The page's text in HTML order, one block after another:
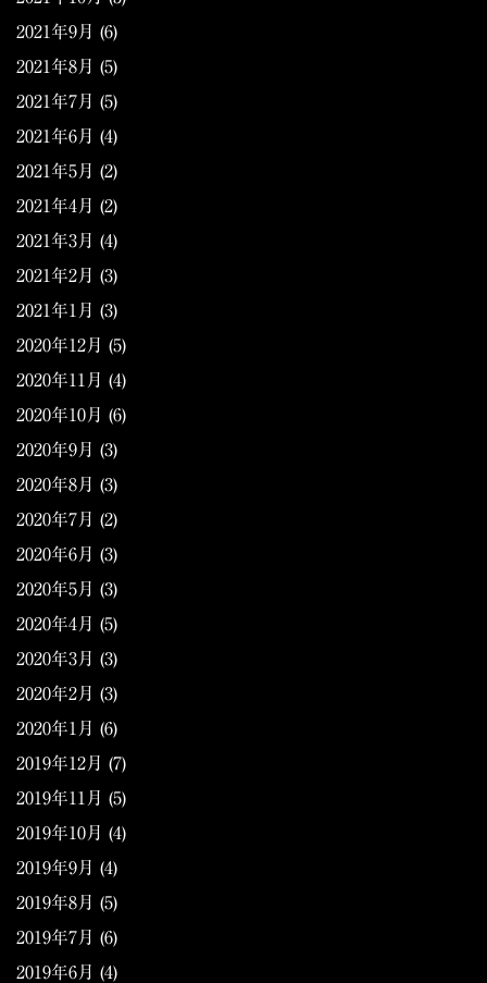
2021年9月 (6)
2021年8月 (5)
2021年7月 (5)
2021年6月 (4)
2021年5月 (2)
2021年4月 (2)
2021年3月 (4)
2021年2月 (3)
2021年1月 (3)
2020年12月 (5)
2020年11月 (4)
2020年10月 (6)
2020年9月 (3)
2020年8月 (3)
2020年7月 (2)
2020年6月 (3)
2020年5月 (3)
2020年4月 (5)
2020年3月 (3)
2020年2月 (3)
2020年1月 (6)
2019年12月 (7)
2019年11月 (5)
2019年10月 (4)
2019年9月 (4)
2019年8月 (5)
2019年7月 (6)
2019年6月 (4)